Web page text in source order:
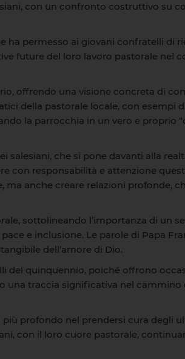
con un confronto costruttivo su
permesso ai giovani confratelli di
future del loro lavoro pastorale nel
offrendo una visione concreta di
della pastorale locale, con esempi
la parrocchia in un vero e proprio
salesiani, che si pone davanti alla
con responsabilità e attenzione
ma anche creare relazioni profonde,
sottolineando l’importanza di un
e inclusione. Le parole di Papa
dell’amore di Dio.
del quinquennio, poiché offrono
una traccia significativa nel
profondo nel prendersi cura degli
con il loro cuore pastorale,